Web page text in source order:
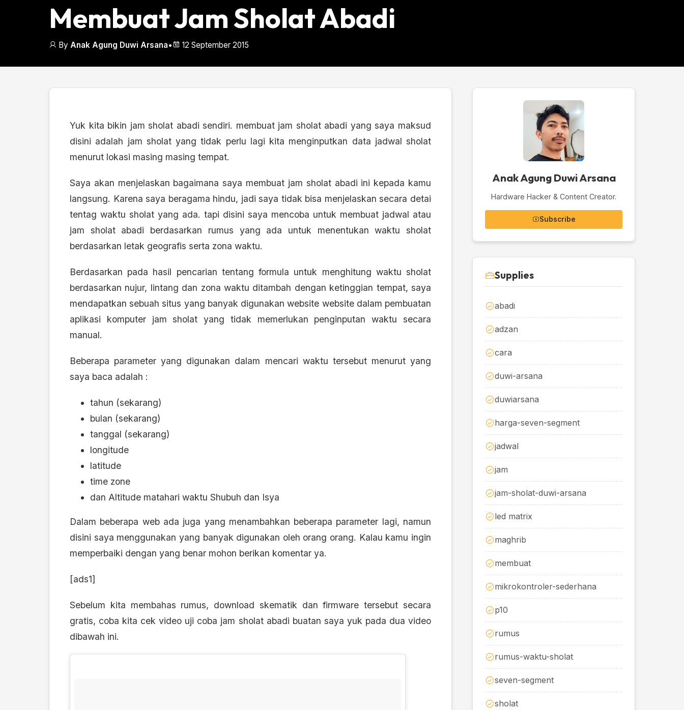
Membuat Jam Sholat Abadi
By Anak Agung Duwi Arsana• 12 September 2015
Yuk kita bikin jam sholat abadi sendiri. membuat jam sholat abadi yang saya maksud
disini adalah jam sholat yang tidak perlu lagi kita menginputkan data jadwal sholat
menurut lokasi masing masing tempat.
Saya akan menjelaskan bagaimana saya membuat jam sholat abadi ini kepada kamu
langsung. Karena saya beragama hindu, jadi saya tidak bisa menjelaskan secara detai
tentag waktu sholat yang ada. tapi disini saya mencoba untuk membuat jadwal atau
jam sholat abadi berdasarkan rumus yang ada untuk menentukan waktu sholat
berdasarkan letak geografis serta zona waktu.
Berdasarkan pada hasil pencarian tentang formula untuk menghitung waktu sholat
berdasarkan nujur, lintang dan zona waktu ditambah dengan ketinggian tempat, saya
mendapatkan sebuah situs yang banyak digunakan website website dalam pembuatan
aplikasi komputer jam sholat yang tidak memerlukan penginputan waktu secara
manual.
Beberapa parameter yang digunakan dalam mencari waktu tersebut menurut yang
saya baca adalah :
tahun (sekarang)
bulan (sekarang)
tanggal (sekarang)
longitude
latitude
time zone
dan Altitude matahari waktu Shubuh dan Isya
Dalam beberapa web ada juga yang menambahkan beberapa parameter lagi, namun
disini saya menggunakan yang banyak digunakan oleh orang orang. Kalau kamu ingin
memperbaiki dengan yang benar mohon berikan komentar ya.
[ads1]
Sebelum kita membahas rumus, download skematik dan firmware tersebut secara
gratis, coba kita cek video uji coba jam sholat abadi buatan saya yuk pada dua video
dibawah ini.
Anak Agung Duwi Arsana
Hardware Hacker & Content Creator.
Subscribe
Supplies
abadi
adzan
cara
duwi-arsana
duwiarsana
harga-seven-segment
jadwal
jam
jam-sholat-duwi-arsana
led matrix
maghrib
membuat
mikrokontroler-sederhana
p10
rumus
rumus-waktu-sholat
seven-segment
sholat